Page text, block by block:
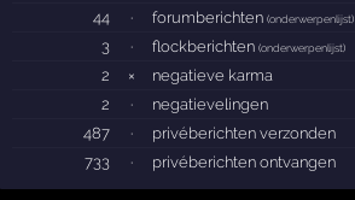
44
· forumberichten(onderwerpenlijst)
3 · flockberichten(onderwerpenlijst)
2 ×
negatieve karma
2
·
negatievelingen
487
·
privéberichten verzonden
733
· privéberichten ontvangen